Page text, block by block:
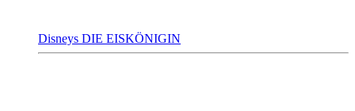
Disneys DIE EISKÖNIGIN